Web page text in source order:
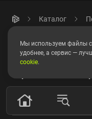
Каталог
Магазин
Эксклюзивные
Мы используем файлы
удобнее, а сервис —
cookie.